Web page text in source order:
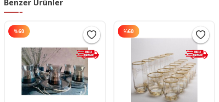
Benzer Ürünler
%60 %60